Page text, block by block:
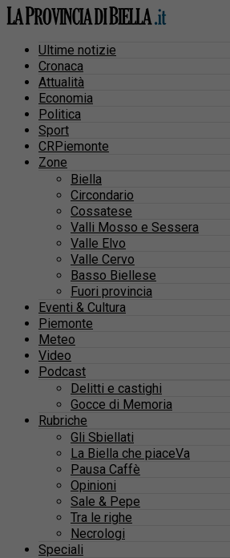
Ultime notizie
Cronaca
Attualità
Economia
Politica
Sport
CRPiemonte
Zone
Biella
Circondario
Cossatese
Valli Mosso e Sessera
Valle Elvo
Valle Cervo
Basso Biellese
Fuori provincia
Eventi & Cultura
Piemonte
Meteo
Video
Podcast
Delitti e castighi
Gocce di Memoria
Rubriche
Gli Sbiellati
La Biella che piaceVa
Pausa Caffè
Opinioni
Sale & Pepe
Tra le righe
Necrologi
Speciali